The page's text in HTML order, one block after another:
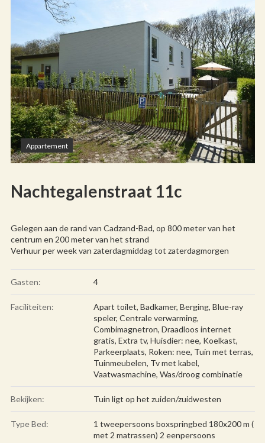
Appartement
Nachtegalenstraat 11c
Gelegen aan de rand van Cadzand-Bad, op 800 meter van het
centrum en 200 meter van het strand
Verhuur per week van zaterdagmiddag tot zaterdagmorgen
Gasten: 4
Faciliteiten: Apart toilet, Badkamer, Berging, Blue-ray
speler, Centrale verwarming,
Combimagnetron, Draadloos internet
gratis, Extra tv, Huisdier: nee, Koelkast,
Parkeerplaats, Roken: nee, Tuin met terras,
Tuinmeubelen, Tv met kabel,
Vaatwasmachine, Was/droog combinatie
Bekijken: Tuin ligt op het zuiden/zuidwesten
Type Bed:
1 tweepersoons boxspringbed 180x200 m (
met 2 matrassen) 2 eenpersoons